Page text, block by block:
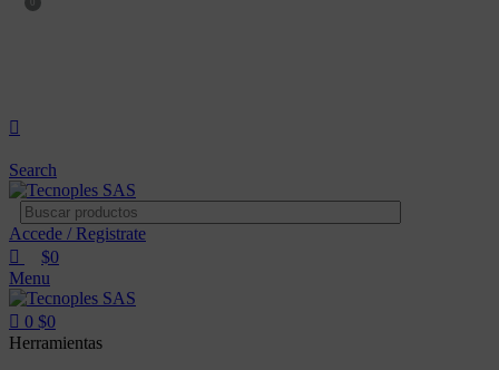
Search
Accede / Registrate
$0
Menu
0 $0
Herramientas